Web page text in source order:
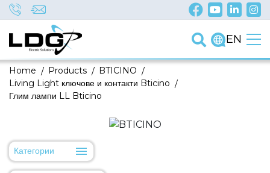
EN
/
Home /
Products /
BTICINO
/
Living Light ключове и контакти Bticino
Глим лампи LL Bticino
Категории